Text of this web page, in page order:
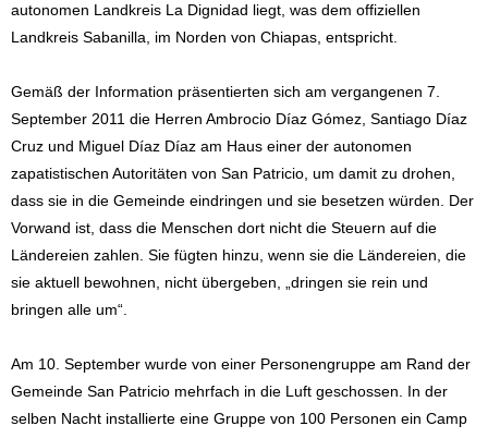
autonomen Landkreis La Dignidad liegt, was dem offiziellen
Landkreis Sabanilla, im Norden von Chiapas, entspricht.
Gemäß der Information präsentierten sich am vergangenen 7.
September 2011 die Herren Ambrocio Díaz Gómez, Santiago Díaz
Cruz und Miguel Díaz Díaz am Haus einer der autonomen
zapatistischen Autoritäten von San Patricio, um damit zu drohen,
dass sie in die Gemeinde eindringen und sie besetzen würden. Der
Vorwand ist, dass die Menschen dort nicht die Steuern auf die
Ländereien zahlen. Sie fügten hinzu, wenn sie die Ländereien, die
sie aktuell bewohnen, nicht übergeben, „dringen sie rein und
bringen alle um“.
Am 10. September wurde von einer Personengruppe am Rand der
Gemeinde San Patricio mehrfach in die Luft geschossen. In der
selben Nacht installierte eine Gruppe von 100 Personen ein Camp